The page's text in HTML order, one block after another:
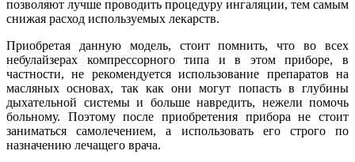
позволяют лучше проводить процедуру ингаляции, тем самым
снижая расход используемых лекарств.
Приобретая данную модель, стоит помнить, что во всех
небулайзерах компрессорного типа и в этом приборе, в
частности, не рекомендуется использование препаратов на
масляных основах, так как они могут попасть в глубины
дыхательной системы и больше навредить, нежели помочь
больному. Поэтому после приобретения прибора не стоит
заниматься самолечением, а использовать его строго по
назначению лечащего врача.